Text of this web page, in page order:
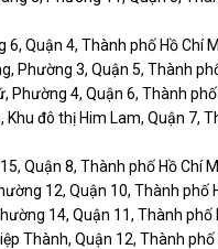
6, Quận 4, Thành phố Hồ Chí
Phường 3, Quận 5, Thành
Phường 4, Quận 6, Thành phố
Khu đô thị Him Lam, Quận 7,
Quận 8, Thành phố Hồ Chí
12, Quận 10, Thành phố
14, Quận 11, Thành phố
Thành, Quận 12, Thành phố